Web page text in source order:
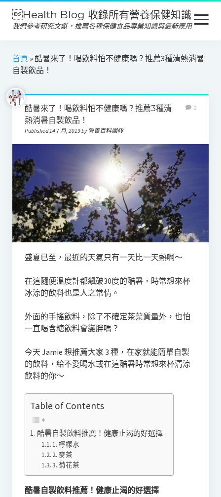
Health Blog 收錄所有營養保健知識
我們參考研究文獻，推薦各種保健食品專業知識與最新應用
open
menu
營養保健
產品推薦
美容保養
首頁 »酷暑來了！喝飲料怕不健康嗎？推薦3種清熱消暑
自製飲品！
酷暑來了！喝飲料怕不健康嗎？推薦3種清
熱消暑自製飲品！
Published 14 7 月, 2019 by 營養百科團隊
0
盛夏已至，最近的天氣只有一天比一天熱啊～
在這隨便溫度計都飆破30度的酷暑，時常想來杯
冰涼的飲料也是人之常情。
外面的手搖飲料，除了不確定茶葉質量外，也怕
一直喝含糖飲料會變胖嗎？
今天 Jamie 想推薦大家 3 種，在家就能簡單自製
的飲料，給不愛喝水或在這酷暑時常想來杯清涼
飲料的你～
Table of Contents
酷暑自製飲料推薦！健康止渴的好選擇
1. 檸檬水
2. 麥茶
3. 菊花茶
酷暑自製飲料推薦！健康止渴的好選擇